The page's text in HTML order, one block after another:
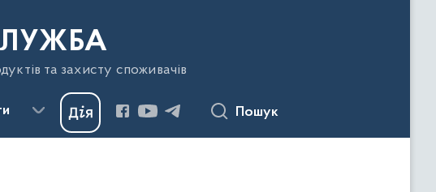
та захисту споживачів
Пошук